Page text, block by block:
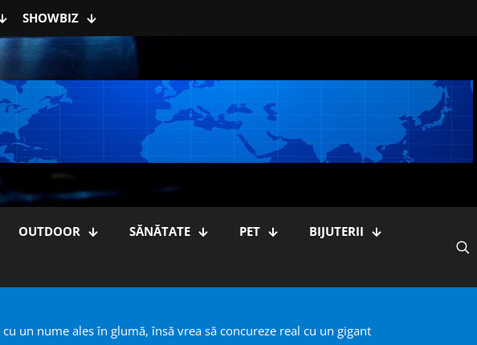
SHOWBIZ
OUTDOOR SĂNĂTATE PET
BIJUTERII
un nume ales în glumă, însă vrea să concureze real cu un gigant